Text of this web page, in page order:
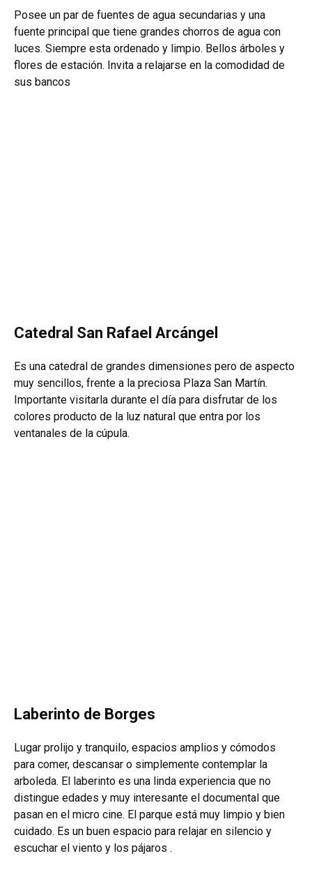
Posee un par de fuentes de agua secundarias y una
fuente principal que tiene grandes chorros de agua con
luces. Siempre esta ordenado y limpio. Bellos árboles y
flores de estación. Invita a relajarse en la comodidad de
sus bancos
Catedral San Rafael Arcángel
Es una catedral de grandes dimensiones pero de aspecto
muy sencillos, frente a la preciosa Plaza San Martín.
Importante visitarla durante el día para disfrutar de los
colores producto de la luz natural que entra por los
ventanales de la cúpula.
Laberinto de Borges
Lugar prolijo y tranquilo, espacios amplios y cómodos
para comer, descansar o simplemente contemplar la
arboleda. El laberinto es una linda experiencia que no
distingue edades y muy interesante el documental que
pasan en el micro cine. El parque está muy limpio y bien
cuidado. Es un buen espacio para relajar en silencio y
escuchar el viento y los pájaros .